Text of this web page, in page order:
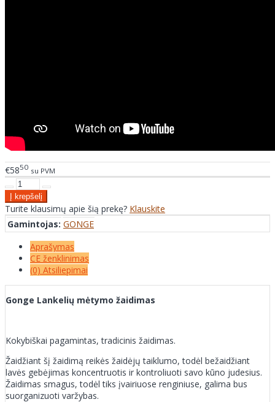
€5850 su PVM
Turite klausimų apie šią prekę? Klauskite
Gamintojas: GONGE
Aprašymas
CE ženklinimas
(0) Atsiliepimai
Gonge Lankelių mėtymo žaidimas
Kokybiškai pagamintas, tradicinis žaidimas.
Žaidžiant šį žaidimą reikės žaidėjų taiklumo, todėl bežaidžiant
lavės gebėjimas koncentruotis ir kontroliuoti savo kūno judesius.
Žaidimas smagus, todėl tiks įvairiuose renginiuse, galima bus
suorganizuoti varžybas.